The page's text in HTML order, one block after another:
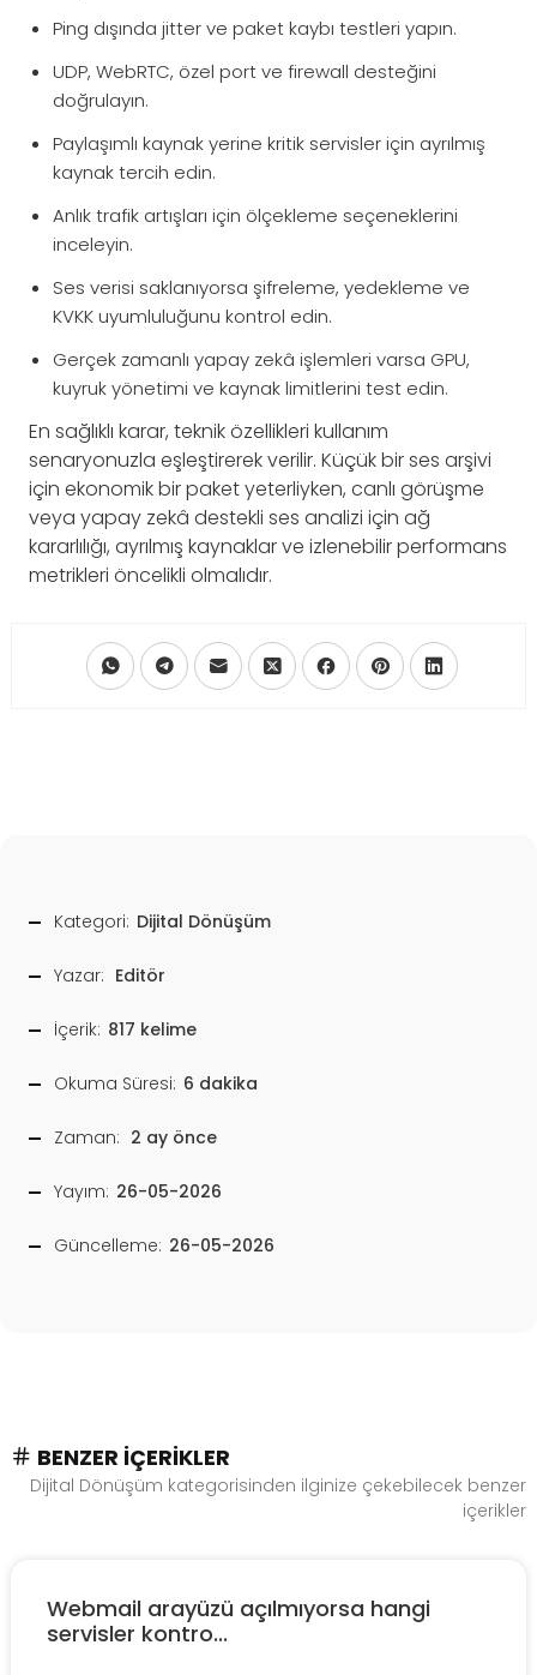
Ping dışında jitter ve paket kaybı testleri yapın.
UDP, WebRTC, özel port ve firewall desteğini
doğrulayın.
Paylaşımlı kaynak yerine kritik servisler için ayrılmış
kaynak tercih edin.
Anlık trafik artışları için ölçekleme seçeneklerini
inceleyin.
Ses verisi saklanıyorsa şifreleme, yedekleme ve
KVKK uyumluluğunu kontrol edin.
Gerçek zamanlı yapay zekâ işlemleri varsa GPU,
kuyruk yönetimi ve kaynak limitlerini test edin.
En sağlıklı karar, teknik özellikleri kullanım
senaryonuzla eşleştirerek verilir. Küçük bir ses arşivi
için ekonomik bir paket yeterliyken, canlı görüşme
veya yapay zekâ destekli ses analizi için ağ
kararlılığı, ayrılmış kaynaklar ve izlenebilir performans
metrikleri öncelikli olmalıdır.
Kategori: Dijital Dönüşüm
Yazar: Editör
İçerik: 817 kelime
Okuma Süresi: 6 dakika
Zaman: 2 ay önce
Yayım: 26-05-2026
Güncelleme: 26-05-2026
BENZER İÇERIKLER
Dijital Dönüşüm kategorisinden ilginize çekebilecek benzer
içerikler
Webmail arayüzü açılmıyorsa hangi
servisler kontro...